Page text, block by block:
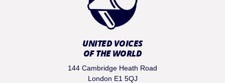
UNITED VOICES
OF THE WORLD
144 Cambridge Heath Road
London E1 5QJ